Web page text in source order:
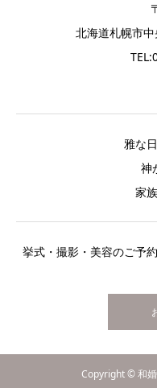
北海道札幌市
雅な
神
家
挙式・撮影・美容のご予
Copyright © 和